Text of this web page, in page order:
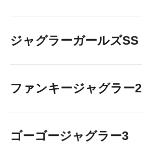
ジャグラーガールズSS
ファンキージャグラー2
ゴーゴージャグラー3